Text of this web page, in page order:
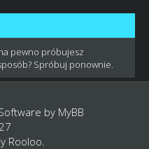
pewno próbujesz
Spróbuj ponownie.
by MyBB
Rooloo.